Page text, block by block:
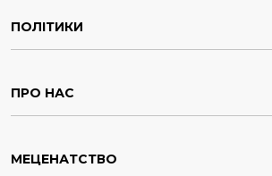
ПОЛІТИКИ
ПРО НАС
МЕЦЕНАТСТВО